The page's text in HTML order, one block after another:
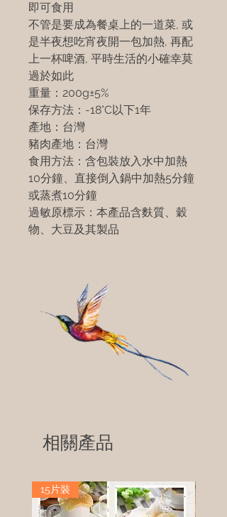
即可食用
不管是要成為餐桌上的一道菜, 或
是半夜想吃宵夜開一包加熱, 再配
上一杯啤酒, 平時生活的小確幸莫
過於如此
重量：200g±5%
保存方法：-18°C以下1年
產地：台灣
豬肉產地：台灣
食用方法：含包裝放入水中加熱
10分鐘、直接倒入鍋中加熱5分鐘
或蒸煮10分鐘
過敏原標示：本產品含麩質、穀
物、大豆及其製品
相關產品
15片裝